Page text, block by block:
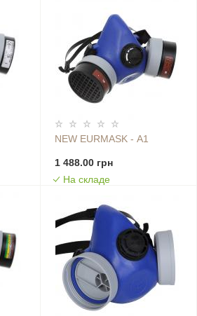
NEW EURMASK - А1
1 488.00 грн
На складе